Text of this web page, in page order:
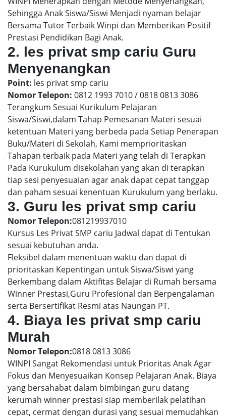
Sehingga Anak Siswa/Siswi Menjadi nyaman belajar
Bersama Tutor Terbaik Winpi dan Memberikan Positif
Prestasi Pendidikan Bagi Anak.
2. les privat smp cariu Guru
Menyenangkan
Point: les privat smp cariu
Nomor Telepon: 0812 1993 7010 / 0818 0813 3086
Terangkum Sesuai Kurikulum Pelajaran
Siswa/Siswi,dalam Tahap Pemesanan Materi sesuai
ketentuan Materi yang berbeda pada Setiap Penerapan
Buku/Materi di Sekolah, Kami memprioritaskan
Tahapan terbaik pada Materi yang telah di Terapkan
Pada Kurukulum disekolahan yang akan di terapkan
tiap sesi penyesuaian agar anak dapat cepat tanggap
dan paham sesuai kenentuan Kurukulum yang berlaku.
3. Guru les privat smp cariu
Nomor Telepon:081219937010
Kursus Les Privat SMP cariu Jadwal dapat di Tentukan
sesuai kebutuhan anda.
Fleksibel dalam menentuan waktu dan dapat di
prioritaskan Kepentingan untuk Siswa/Siswi yang
Berkembang dalam Aktifitas Belajar di Rumah bersama
Winner Prestasi,Guru Profesional dan Berpengalaman
serta Bersertifikat Resmi atas Naungan PT.
4. Biaya les privat smp cariu
Murah
Nomor Telepon:0818 0813 3086
WINPI Sangat Rekomendasi untuk Prioritas Anak Agar
Fokus dan Menyesuaikan Konsep Pelajaran Anak. Biaya
yang bersahabat dalam bimbingan guru datang
kerumah winner prestasi siap memberilak pelatihan
cepat, cermat dengan durasi yang sesuai memudahkan